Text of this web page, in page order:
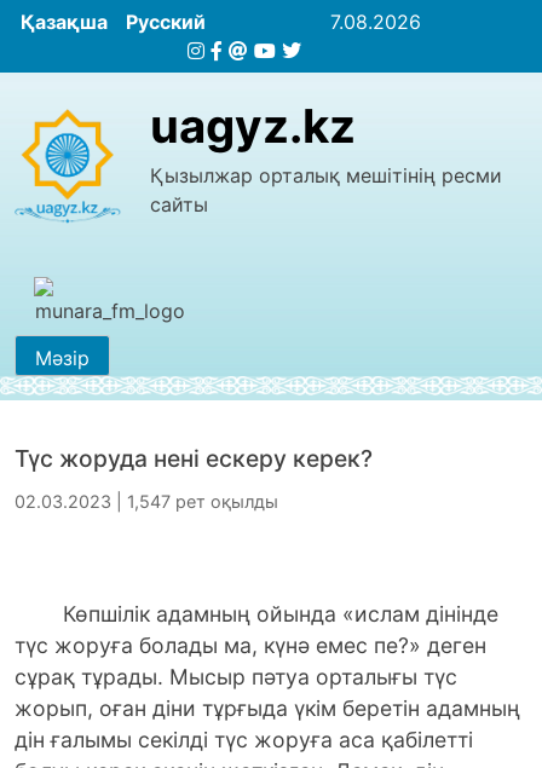
Қазақша Русский 7.08.2026
uagyz.kz
Қызылжар орталық мешітінің ресми
сайты
Мәзір
Түс жоруда нені ескеру керек?
02.03.2023 | 1,547 рет оқылды
Көпшілік адамның ойында «ислам дінінде
түс жоруға болады ма, күнә емес пе?» деген
сұрақ тұрады. Мысыр пәтуа орталығы түс
жорып, оған діни тұрғыда үкім беретін адамның
дін ғалымы секілді түс жоруға аса қабілетті